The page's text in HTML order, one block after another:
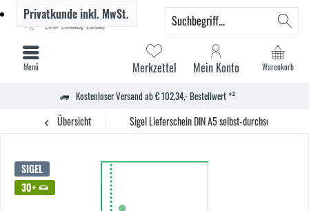
Kostenloser Versand ab € 102,34,- Bestellwert *²
Warenkorb
Merkzettel Mein Konto
Privatkundeinkl. MwSt.
Menü
Übersicht Sigel Lieferschein DIN A5 selbst-durchschr.
SIGEL
30+